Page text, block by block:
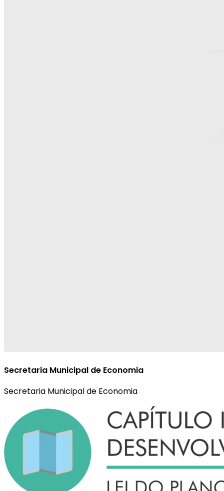
Secretaria Municipal de Economia
Secretaria Municipal de Economia